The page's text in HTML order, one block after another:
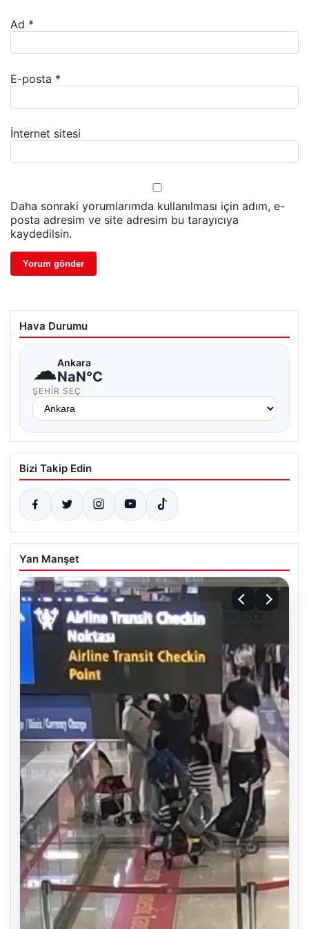
Ad *
E-posta *
İnternet sitesi
Daha sonraki yorumlarımda kullanılması için adım, e-
posta adresim ve site adresim bu tarayıcıya
kaydedilsin.
Hava Durumu
☁Ankara
NaN°C
ŞEHIR SEÇ
Bizi Takip Edin
Yan Manşet